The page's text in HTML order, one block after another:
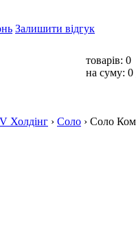
Залишити відгук
товарів: 0
на суму: 0
Холдінг › Соло › Соло